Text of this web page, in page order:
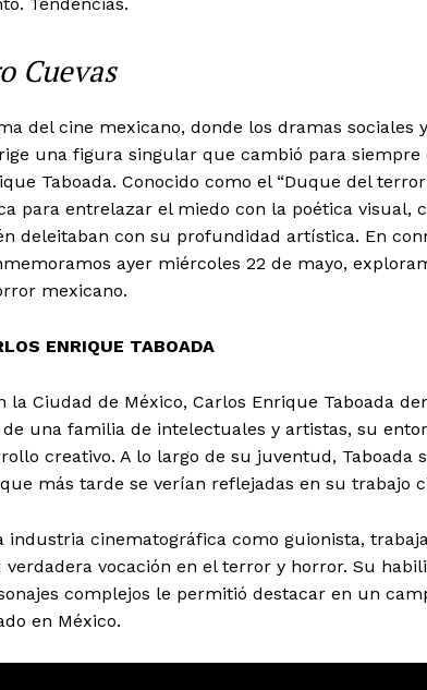
formas de lucha, potencialmente enlazadas
Cuevas
del cine mexicano, donde los dramas sociales
una figura singular que cambió para siempre
Taboada. Conocido como el “Duque del
para entrelazar el miedo con la poética visual,
deleitaban con su profundidad artística. En
ayer miércoles 22 de mayo,
mexicano.
ENRIQUE TABOADA
la Ciudad de México, Carlos Enrique Taboada
una familia de intelectuales y artistas, su
creativo. A lo largo de su juventud, Taboada
más tarde se verían reflejadas en su trabajo
industria cinematográfica como guionista,
vocación en el terror y horror. Su
complejos le permitió destacar en un
en México.